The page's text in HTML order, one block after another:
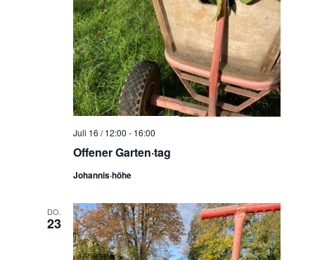
Offener Garten·tag
Juli 16 / 12:00 - 16:00
Johannis·höhe
DO.
23